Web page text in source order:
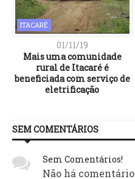
ITACARÉ
01/11/19
Mais uma comunidade
rural de Itacaré é
beneficiada com serviço de
eletrificação
SEM COMENTÁRIOS
Sem Comentários!
Não há